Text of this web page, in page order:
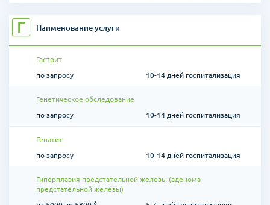
Г Наименование услуги
Гастрит
по запросу
10-14 дней госпитализация
Генетическое обследование
по запросу
10-14 дней госпитализация
Гепатит
по запросу
10-14 дней госпитализация
Гиперплазия предстательной железы (аденома
предстательной железы)